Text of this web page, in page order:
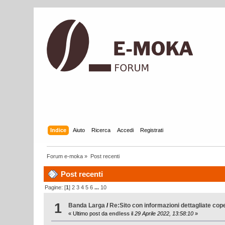
Indice Aiuto Ricerca Accedi Registrati
Forum e-moka » Post recenti
Post recenti
Pagine: [1]2 3 4 5 6 ... 10
1 Banda Larga / Re:Sito con informazioni dettagliate
« Ultimo post daendless il 29 Aprile 2022, 13:58:10 »